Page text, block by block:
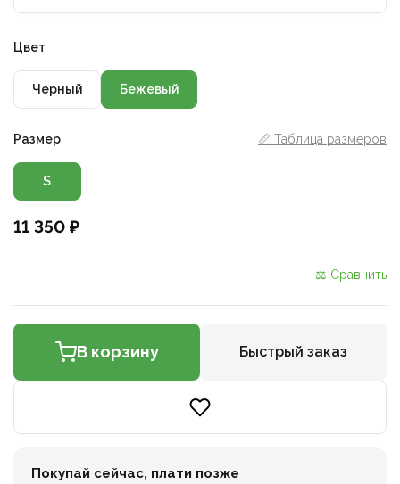
Цвет
Черный Бежевый
Размер 📏 Таблица размеров
S
11 350 ₽
⚖ Сравнить
В корзину Быстрый заказ
Покупай сейчас, плати позже